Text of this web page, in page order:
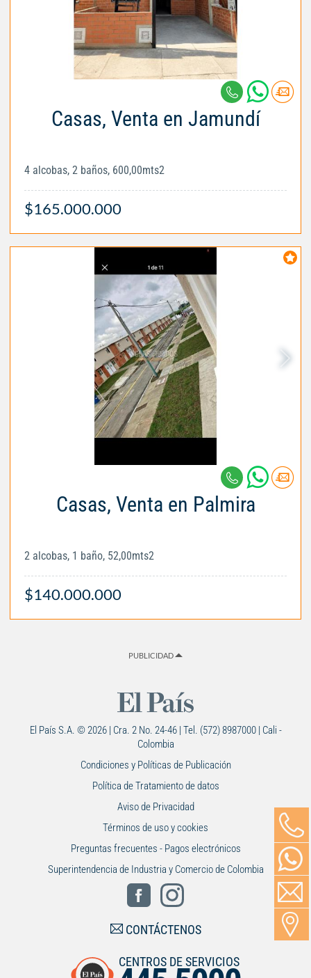
Casas, Venta en Jamundí
4 alcobas, 2 baños, 600,00mts2
$165.000.000
Casas, Venta en Palmira
2 alcobas, 1 baño, 52,00mts2
$140.000.000
PUBLICIDAD
El País S.A. © 2026 | Cra. 2 No. 24-46 | Tel. (572) 8987000 | Cali -
Colombia
Condiciones y Políticas de Publicación
Política de Tratamiento de datos
Aviso de Privacidad
Términos de uso y cookies
Preguntas frecuentes - Pagos electrónicos
Superintendencia de Industria y Comercio de Colombia
CONTÁCTENOS
CENTROS DE SERVICIOS